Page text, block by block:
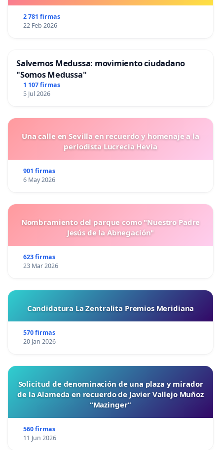
2 781 firmas
22 Feb 2026
Salvemos Medussa: movimiento ciudadano
"Somos Medussa"
1 107 firmas
5 Jul 2026
Una calle en Sevilla en recuerdo y homenaje a la
periodista Lucrecia Hevia
901 firmas
6 May 2026
Nombramiento del parque como "Nuestro Padre
Jesús de la Abnegación"
623 firmas
23 Mar 2026
Candidatura La Zentralita Premios Meridiana
570 firmas
20 Jan 2026
Solicitud de denominación de una plaza y mirador
de la Alameda en recuerdo de Javier Vallejo Muñoz
“Mazinger”
560 firmas
11 Jun 2026